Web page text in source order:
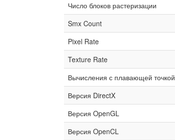
Число блоков растеризации
Smx Count
Pixel Rate
Texture Rate
Вычисления с плавающей точкой
Версия DirectX
Версия OpenGL
Версия OpenCL